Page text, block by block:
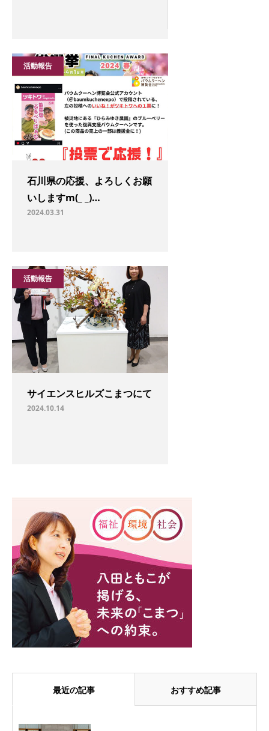
石川県の応援、よろしくお願
いしますm(_ _)…
2024.03.31
活動報告
サイエンスヒルズこまつにて
2024.10.14
活動報告
最近の記事 おすすめ記事